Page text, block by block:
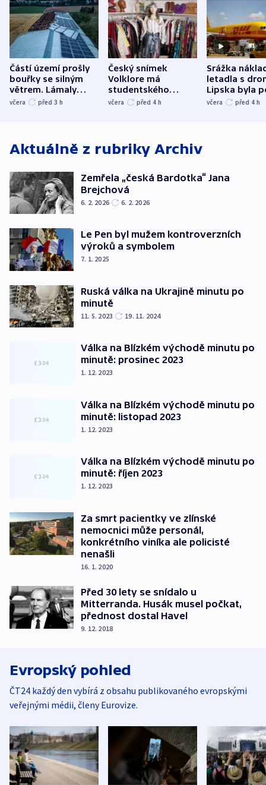
Částí území prošly
bouřky se silným
větrem. Lámaly
stromy a poničily
včera před 3 h
Český snímek
Volklore má
studentského
Oscara, zabojuje o
včera před 4 h
Srážka
letadla s
Lipska byla
německého
včera před 4 h
Aktuálně z rubriky Archiv
Zemřela „česká Bardotka“ Jana
Brejchová
6. 2. 2026 6. 2. 2026
Le Pen byl mužem kontroverzních
výroků a symbolem
7. 1. 2025
Ruská válka na Ukrajině minutu po
minutě
11. 5. 2023 19. 11. 2024
Válka na Blízkém východě minutu po
minutě: prosinec 2023
1. 12. 2023
Válka na Blízkém východě minutu po
minutě: listopad 2023
1. 12. 2023
Válka na Blízkém východě minutu po
minutě: říjen 2023
1. 12. 2023
Za smrt pacientky ve zlínské
nemocnici může personál,
konkrétního viníka ale policisté
nenašli
16. 1. 2020
Před 30 lety se snídalo u
Mitterranda. Husák musel počkat,
přednost dostal Havel
9. 12. 2018
Evropský pohled
ČT24 každý den vybírá z obsahu publikovaného evropskými
veřejnými médii, členy Eurovize.